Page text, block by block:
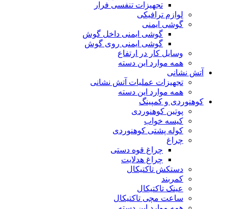
تجهیزات تنفسی فرار
لوازم ترافیکی
گوشی ایمنی
گوشی ایمنی داخل گوش
گوشی ایمنی روی گوش
وسایل کار در ارتفاع
همه موارد این دسته
آتش نشانی
تجهیزات عملیات آتش نشانی
همه موارد این دسته
کوهنوردی و کمپینگ
پوتین کوهنوردی
کیسه خواب
کوله پشتی کوهنوردی
چراغ
چراغ قوه دستی
چراغ هدلایت
دستکش تاکتیکال
کمربند
عینک تاکتیکال
ساعت مچی تاکتیکال